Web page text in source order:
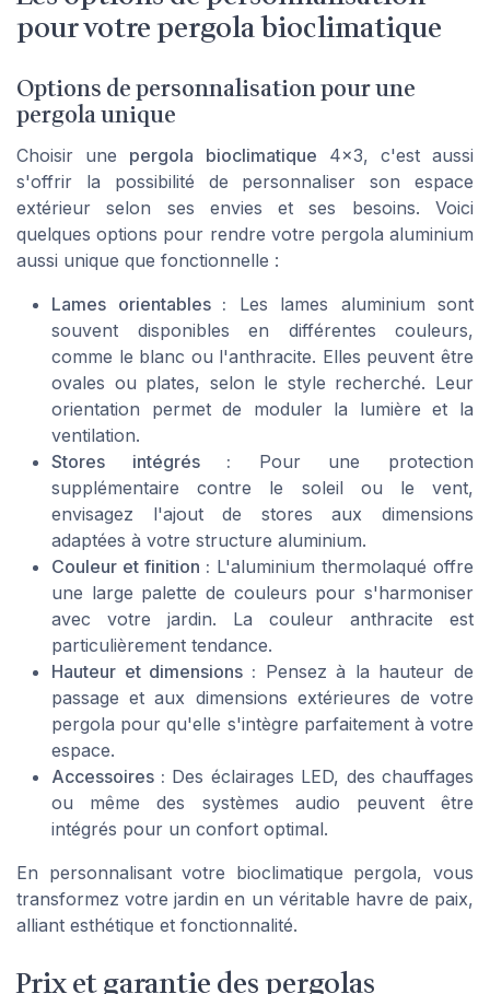
pour votre pergola bioclimatique
Options de personnalisation pour une
pergola unique
Choisir une pergola bioclimatique 4x3, c'est aussi
s'offrir la possibilité de personnaliser son espace
extérieur selon ses envies et ses besoins. Voici
quelques options pour rendre votre pergola aluminium
aussi unique que fonctionnelle :
Lames orientables : Les lames aluminium sont
souvent disponibles en différentes couleurs,
comme le blanc ou l'anthracite. Elles peuvent être
ovales ou plates, selon le style recherché. Leur
orientation permet de moduler la lumière et la
ventilation.
Stores intégrés : Pour une protection
supplémentaire contre le soleil ou le vent,
envisagez l'ajout de stores aux dimensions
adaptées à votre structure aluminium.
Couleur et finition : L'aluminium thermolaqué offre
une large palette de couleurs pour s'harmoniser
avec votre jardin. La couleur anthracite est
particulièrement tendance.
Hauteur et dimensions : Pensez à la hauteur de
passage et aux dimensions extérieures de votre
pergola pour qu'elle s'intègre parfaitement à votre
espace.
Accessoires : Des éclairages LED, des chauffages
ou même des systèmes audio peuvent être
intégrés pour un confort optimal.
En personnalisant votre bioclimatique pergola, vous
transformez votrejardin en un véritable havre de paix,
alliant esthétique et fonctionnalité.
Prix et garantie des pergolas